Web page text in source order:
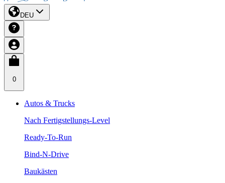
DEU
0
Autos & Trucks
Nach Fertigstellungs-Level
Ready-To-Run
Bind-N-Drive
Baukästen